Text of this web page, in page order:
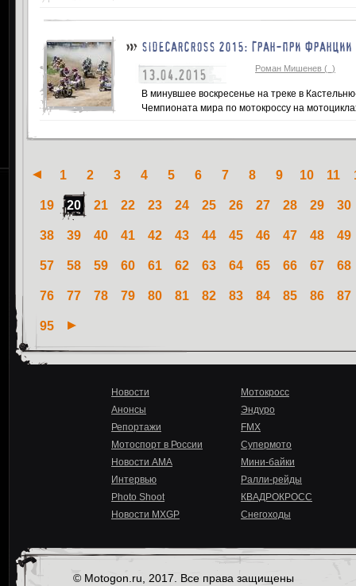
SIDECARCROSS 2015: ГРАН-ПРИ
13.04.2015 Роман Мишенев (_)
В минувшее воскресенье на треке в
Чемпионата мира по мотокроссу на
1 2 3 4 5 6 7 8 9 10 11
19 20 21 22 23 24 25 26 27 28 29 30
38 39 40 41 42 43 44 45 46 47 48 49
57 58 59 60 61 62 63 64 65 66 67 68
76 77 78 79 80 81 82 83 84 85 86 87
95
Новости
Анонсы
Репортажи
Мотоспорт в России
Новости AMA
Интервью
Photo Shoot
Новости MXGP
Мотокросс
Эндуро
FMX
Супермото
Мини-байки
Ралли-рейды
КВАДРОКРОСС
Снегоходы
© Motogon.ru, 2017. Все права защищены